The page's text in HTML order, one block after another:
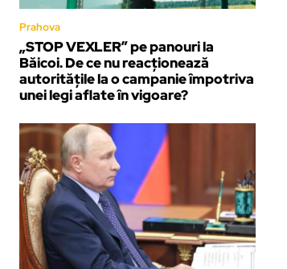
Prahova
„STOP VEXLER” pe panouri la
Băicoi. De ce nu reacționează
autoritățile la o campanie împotriva
unei legi aflate în vigoare?